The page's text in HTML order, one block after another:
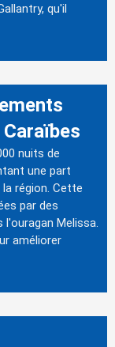
qu'il
nuits de
une part
région. Cette
par des
Melissa.
améliorer